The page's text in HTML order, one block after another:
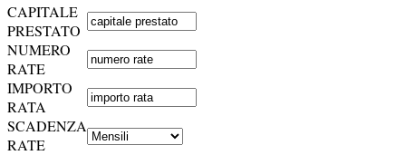
CAPITALE
PRESTATO
NUMERO
RATE
IMPORTO
RATA
SCADENZA
RATE